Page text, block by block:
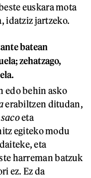
euskara mota
idatziz jartzeko.
batean
zehatzago,
edo behin asko
erabiltzen ditudan,
eta
egiteko modu
eta
harreman batzuk
ez. Ez da